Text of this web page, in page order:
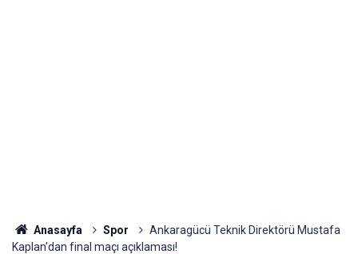
Anasayfa Spor
Ankaragücü Teknik Direktörü Mustafa
Kaplan'dan final maçı açıklaması!